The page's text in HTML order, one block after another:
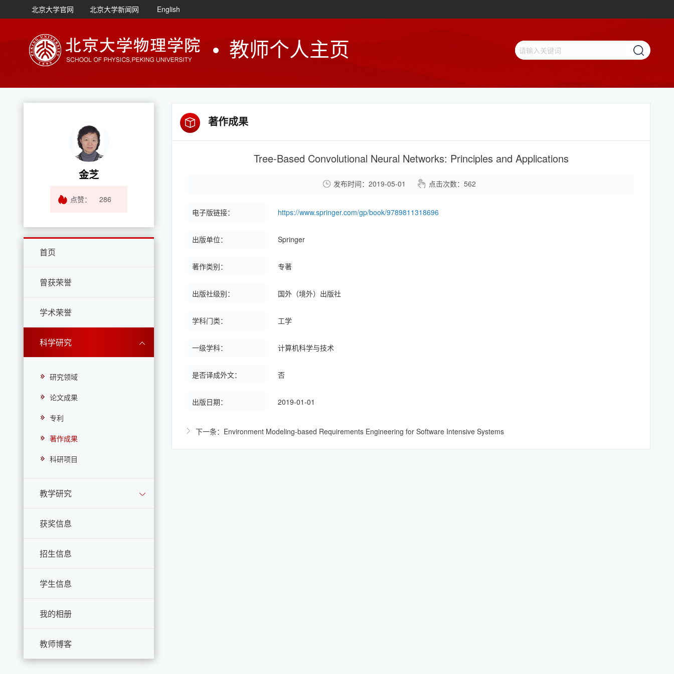
北京大学官网 北京大学新闻网 English
教师个人主页
金芝
点赞： 286
首页
曾获荣誉
学术荣誉
科学研究
研究领域
论文成果
专利
著作成果
科研项目
教学研究
获奖信息
招生信息
学生信息
我的相册
教师博客
著作成果
Tree-Based Convolutional Neural Networks: Principles and Applications
发布时间：2019-05-01 点击次数：562
电子版链接： https://www.springer.com/gp/book/9789811318696
出版单位： Springer
著作类别： 专著
出版社级别： 国外（境外）出版社
学科门类： 工学
一级学科： 计算机科学与技术
是否译成外文： 否
出版日期： 2019-01-01
下一条：Environment Modeling-based Requirements Engineering for Software Intensive Systems